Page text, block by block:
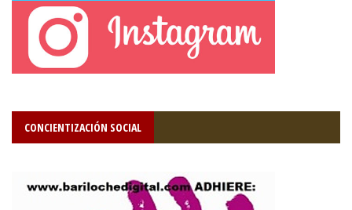
CONCIENTIZACIÓN SOCIAL